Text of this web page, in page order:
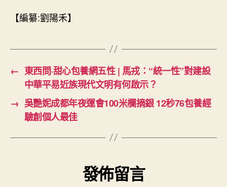
【編纂:劉陽禾】
← 東西問·甜心包養網五性 | 馬戎：“統一性”對建設
中華平易近族現代文明有何啟示？
→ 吳艷妮成都年夜運會100米欄摘銀 12秒76包養經
驗創個人最佳
發佈留言